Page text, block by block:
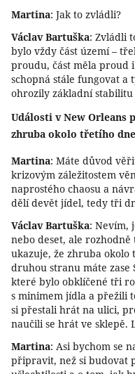
Martina: Jak to zvládli?
Václav Bartuška: Zvládli
bylo vždy část území –
proudu, část měla proud
schopná stále fungovat
ohrozily základní stabilitu
Události v New Orleans
zhruba okolo třetího
Martina: Máte důvod
krizovým záležitostem
naprostého chaosu a
dělí devět jídel, tedy tři
Václav Bartuška: Nevím,
nebo deset, ale
ukazuje, že zhruba okolo
druhou stranu máte zase
které bylo obklíčené tři
s minimem jídla a přežili
si přestali hrát na ulici,
naučili se hrát ve sklepě.
Martina: Asi bychom se
připravit, než si budovat